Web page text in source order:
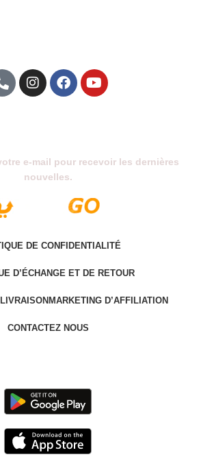
e-mail pour recevoir les dernières
nouvelles.
DE CONFIDENTIALITÉ
D’ÉCHANGE ET DE RETOUR
MARKETING D’AFFILIATION
CONTACTEZ NOUS